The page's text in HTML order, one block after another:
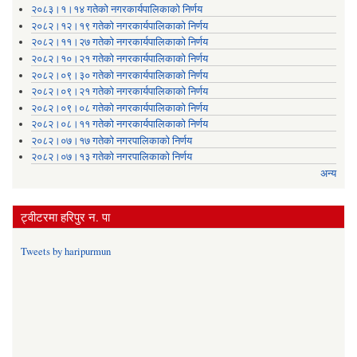
२०८३।१।१४ गतेको नगरकार्यपालिकाको निर्णय
२०८२।१२।१९ गतेको नगरकार्यपालिकाको निर्णय
२०८२।११।२७ गतेको नगरकार्यपालिकाको निर्णय
२०८२।१०।२१ गतेको नगरकार्यपालिकाको निर्णय
२०८२।०९।३० गतेको नगरकार्यपालिकाको निर्णय
२०८२।०९।२१ गतेको नगरकार्यपालिकाको निर्णय
२०८२।०९।०८ गतेको नगरकार्यपालिकाको निर्णय
२०८२।०८।११ गतेको नगरकार्यपालिकाको निर्णय
२०८२।०७।१७ गतेको नगरपालिकाको निर्णय
२०८२।०७।१३ गतेको नगरपालिकाको निर्णय
अन्य
ट्वीटरमा हरिपुर न. पा
Tweets by haripurmun